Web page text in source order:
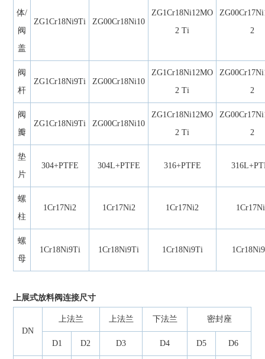
体/
阀
盖
ZG1Cr18Ni9Ti ZG00Cr18Ni10
ZG1Cr18Ni12MO
2 Ti
2
阀
杆
ZG1Cr18Ni9Ti ZG00Cr18Ni10
ZG1Cr18Ni12MO
2 Ti
2
阀
瓣
ZG1Cr18Ni9Ti ZG00Cr18Ni10
ZG1Cr18Ni12MO
2 Ti
2
垫
片
304+PTFE 304L+PTFE 316+PTFE
螺
柱
1Cr17Ni2 1Cr17Ni2 1Cr17Ni2
螺
母
1Cr18Ni9Ti 1Cr18Ni9Ti 1Cr18Ni9Ti
上展式放料阀连接尺寸
DN
上法兰 上法兰 下法兰 密封座
D1 D2 D3 D4 D5 D6